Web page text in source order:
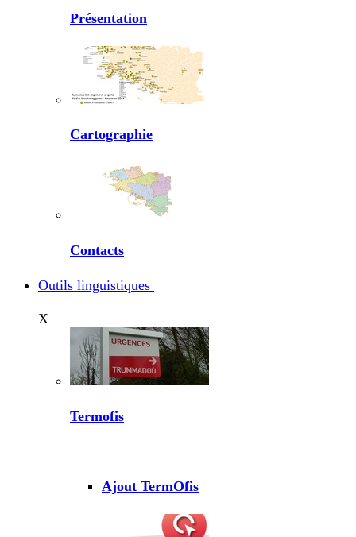
Présentation
Cartographie
Contacts
Outils linguistiques
X
Termofis
Ajout TermOfis